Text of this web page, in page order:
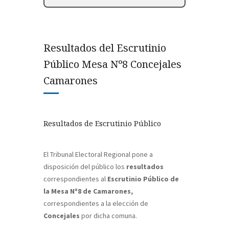
Resultados del Escrutinio
Público Mesa Nº8 Concejales
Camarones
Resultados de Escrutinio Público
El Tribunal Electoral Regional pone a
disposición del público los resultados
correspondientes al Escrutinio Público de
la Mesa Nº8 de Camarones,
correspondientes a la elección de
Concejales por dicha comuna.